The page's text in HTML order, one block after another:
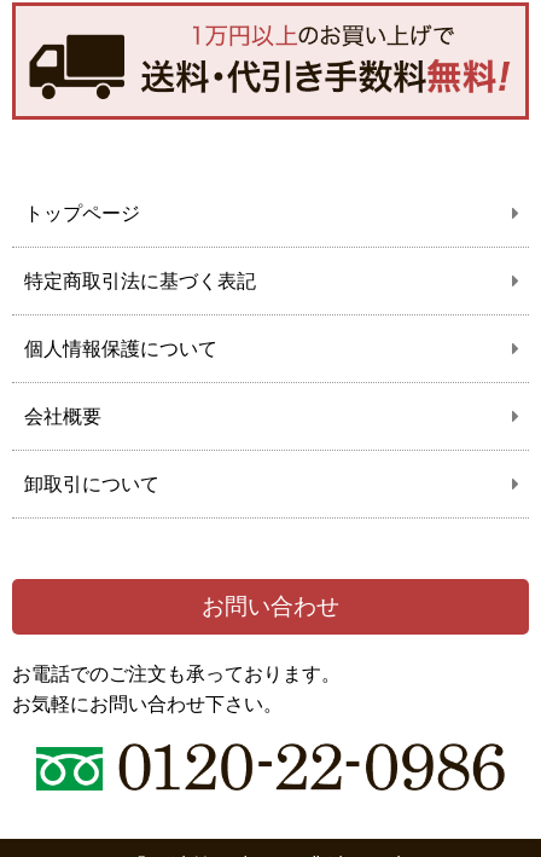
トップページ
特定商取引法に基づく表記
個人情報保護について
会社概要
卸取引について
お問い合わせ
お電話でのご注文も承っております。
お気軽にお問い合わせ下さい。